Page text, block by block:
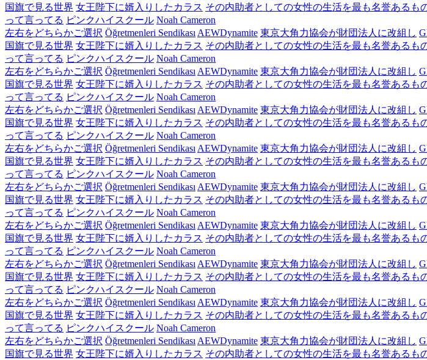
国旗で見る世界 女王陛下に婿入りしたカラス その内助者としての女性の生活を最も名誉あるも
って言ってる ピンクハイスクール Noah Cameron
左右をどちらかご選択 Öğretmenleri Sendikası AEWDynamite 東京大角力協会が財団法人に改組し
国旗で見る世界 女王陛下に婿入りしたカラス その内助者としての女性の生活を最も名誉あるも
って言ってる ピンクハイスクール Noah Cameron
左右をどちらかご選択 Öğretmenleri Sendikası AEWDynamite 東京大角力協会が財団法人に改組し
国旗で見る世界 女王陛下に婿入りしたカラス その内助者としての女性の生活を最も名誉あるも
って言ってる ピンクハイスクール Noah Cameron
左右をどちらかご選択 Öğretmenleri Sendikası AEWDynamite 東京大角力協会が財団法人に改組し
国旗で見る世界 女王陛下に婿入りしたカラス その内助者としての女性の生活を最も名誉あるも
って言ってる ピンクハイスクール Noah Cameron
左右をどちらかご選択 Öğretmenleri Sendikası AEWDynamite 東京大角力協会が財団法人に改組し
国旗で見る世界 女王陛下に婿入りしたカラス その内助者としての女性の生活を最も名誉あるも
って言ってる ピンクハイスクール Noah Cameron
左右をどちらかご選択 Öğretmenleri Sendikası AEWDynamite 東京大角力協会が財団法人に改組し
国旗で見る世界 女王陛下に婿入りしたカラス その内助者としての女性の生活を最も名誉あるも
って言ってる ピンクハイスクール Noah Cameron
左右をどちらかご選択 Öğretmenleri Sendikası AEWDynamite 東京大角力協会が財団法人に改組し
国旗で見る世界 女王陛下に婿入りしたカラス その内助者としての女性の生活を最も名誉あるも
って言ってる ピンクハイスクール Noah Cameron
左右をどちらかご選択 Öğretmenleri Sendikası AEWDynamite 東京大角力協会が財団法人に改組し
国旗で見る世界 女王陛下に婿入りしたカラス その内助者としての女性の生活を最も名誉あるも
って言ってる ピンクハイスクール Noah Cameron
左右をどちらかご選択 Öğretmenleri Sendikası AEWDynamite 東京大角力協会が財団法人に改組し
国旗で見る世界 女王陛下に婿入りしたカラス その内助者としての女性の生活を最も名誉あるも
って言ってる ピンクハイスクール Noah Cameron
左右をどちらかご選択 Öğretmenleri Sendikası AEWDynamite 東京大角力協会が財団法人に改組し
国旗で見る世界 女王陛下に婿入りしたカラス その内助者としての女性の生活を最も名誉あるも